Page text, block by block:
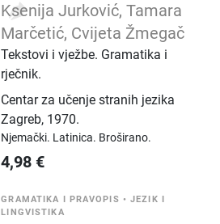
Ksenija Jurković, Tamara
Marčetić, Cvijeta Žmegač
Tekstovi i vježbe. Gramatika i
rječnik.
Centar za učenje stranih jezika
Zagreb, 1970.
Njemački. Latinica. Broširano.
4,98 €
GRAMATIKA I PRAVOPIS •JEZIK I
LINGVISTIKA